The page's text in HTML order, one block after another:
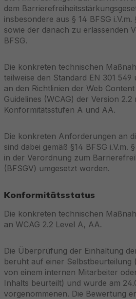
dem
insbesondere aus § 14 BFSG i.V.m.
sowie der danach zu erlassenden
BFSG.
Die konkreten technischen
teilweise den Standard EN 301
an den Richtlinien der Web
Guidelines (WCAG) der Version 2.2
Konformitätsstufen A und AA.
Die konkreten Anforderungen an
sind dabei gemäß §14 BFSG i.V.m.
in der Verordnung zum
(BFSGV) umgesetzt worden.
Konformitätsstatus
Die konkreten technischen
an WCAG 2.2 Level A, AA.
Die Überprüfung der Einhaltung
beruht auf einer Selbstbeurteilung
von einem internen Mitarbeiter
Inhalts beurteilt) und wurde am
vorgenommenen. Die Bewertung